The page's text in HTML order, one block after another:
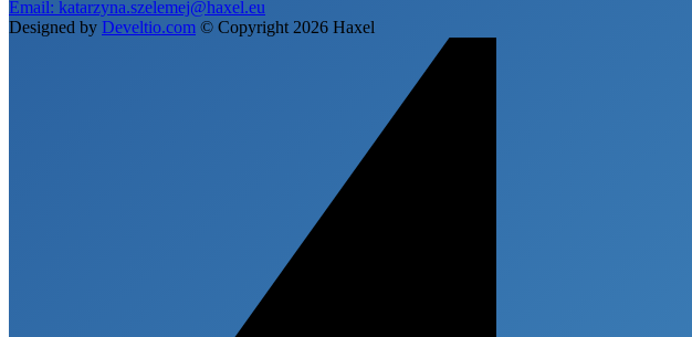
Email: katarzyna.szelemej@haxel.eu
Designed by Develtio.com © Copyright 2026 Haxel